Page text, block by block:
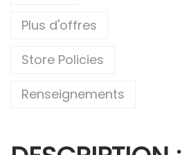
Plus d'offres
Store Policies
Renseignements